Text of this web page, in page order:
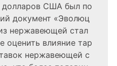
США был по
документ «Эволюц
нержавеющей стал
оценить влияние тар
нержавеющей с